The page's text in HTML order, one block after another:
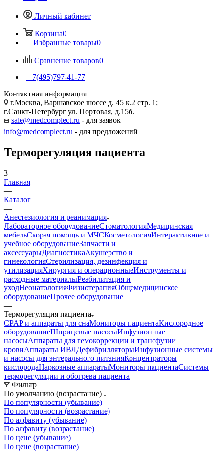
Личный кабинет
Корзина0
Избранные товары0
Сравнение товаров0
+7(495)797-41-77
Контактная информация
г.Москва, Варшавское шоссе д. 45 к.2 стр. 1;
г.Санкт-Петербург ул. Портовая, д.15б.
sale@medcomplect.ru - для заявок
info@medcomplect.ru - для предложений
Терморегуляция пациента
3
Главная
—
Каталог
—
Анестезиология и реанимация
Лабораторное оборудованиеСтоматологияМедицинская
мебельСкорая помощь и МЧСКосметологияИнтерактивное и
учебное оборудованиеЗапчасти и
аксессуарыДиагностикаАкушерство и
гинекологияСтерилизация, дезинфекция и
утилизацияХирургия и операционныеИнструменты и
расходные материалыРеабилитация и
уходНеонатологияФизиотерапияОбщемедицинское
оборудованиеПрочее оборудование
—
Терморегуляция пациента
CPAP и аппараты для снаМониторы пациентаКислородное
оборудованиеШприцевые насосыИнфузионные
насосыАппараты для гемокоррекции и трансфузии
кровиАппараты ИВЛДефибрилляторыИнфузионные системы
и насосы для энтерального питанияКонцентраторы
кислородаНаркозные аппаратыМониторы пациентаСистемы
терморегуляции и обогрева пациента
Фильтр
По умолчанию (возрастание)
По популярности (убывание)
По популярности (возрастание)
По алфавиту (убывание)
По алфавиту (возрастание)
По цене (убывание)
По цене (возрастание)